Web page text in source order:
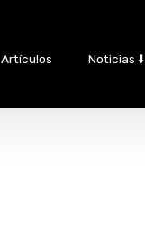
Artículos Noticias ⬇️